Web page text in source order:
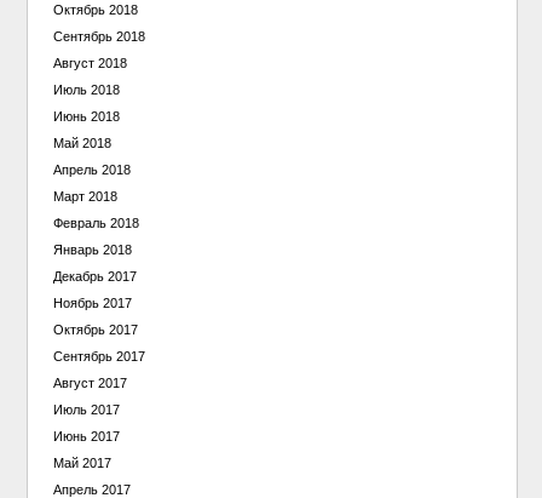
Октябрь 2018
Сентябрь 2018
Август 2018
Июль 2018
Июнь 2018
Май 2018
Апрель 2018
Март 2018
Февраль 2018
Январь 2018
Декабрь 2017
Ноябрь 2017
Октябрь 2017
Сентябрь 2017
Август 2017
Июль 2017
Июнь 2017
Май 2017
Апрель 2017